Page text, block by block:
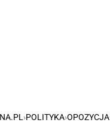
›POLITYKA›OPOZYCJA